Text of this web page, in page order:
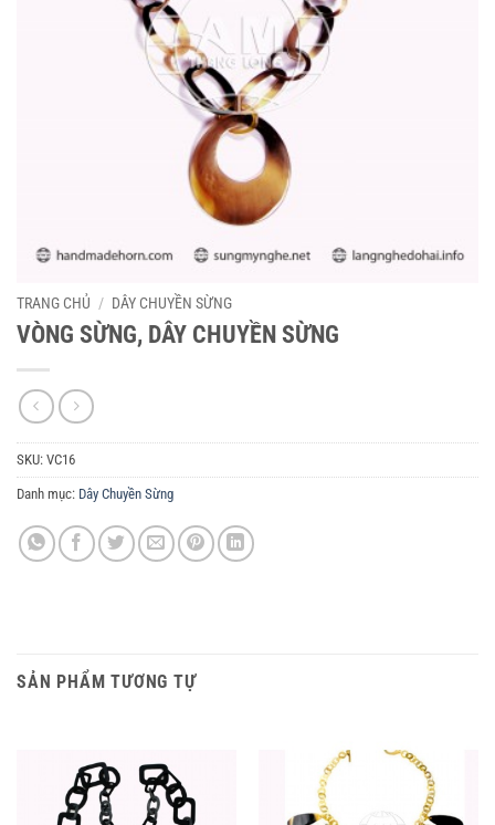
TRANG CHỦ / DÂY CHUYỀN SỪNG
VÒNG SỪNG, DÂY CHUYỀN SỪNG
SKU: VC16
Danh mục: Dây Chuyền Sừng
SẢN PHẨM TƯƠNG TỰ